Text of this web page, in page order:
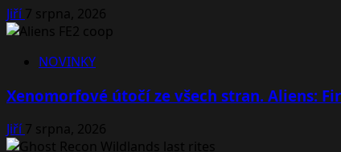
Jiří7 srpna, 2026
NOVINKY
Xenomorfové útočí ze všech stran. Aliens:
Jiří7 srpna, 2026